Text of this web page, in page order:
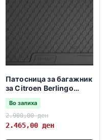
Патосница за багажник
за Citroen Berlingo
09.2018-> Patnicko
Во залиха
2.900,00ден
2.465,00 ден